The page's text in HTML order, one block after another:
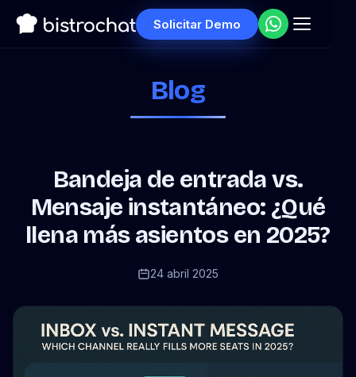
Solicitar Demo
Blog
Bandeja de entrada vs.
Mensaje instantáneo: ¿Qué
llena más asientos en 2025?
24 abril 2025